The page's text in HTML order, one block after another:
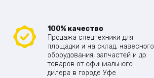
100% качество
Продажа спецтехники для
площадки и на склад, навесного
оборудования, запчастей и др
товаров от официального
дилера в городе Уфе